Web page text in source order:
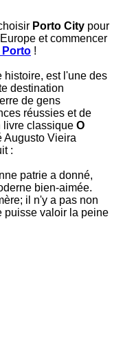
Porto City pour
et commencer
Porto !
histoire, est l'une des
destination
de gens
réussies et de
livre classique O
Augusto Vieira
:
patrie a donné,
bien-aimée.
il n'y a pas non
puisse valoir la peine